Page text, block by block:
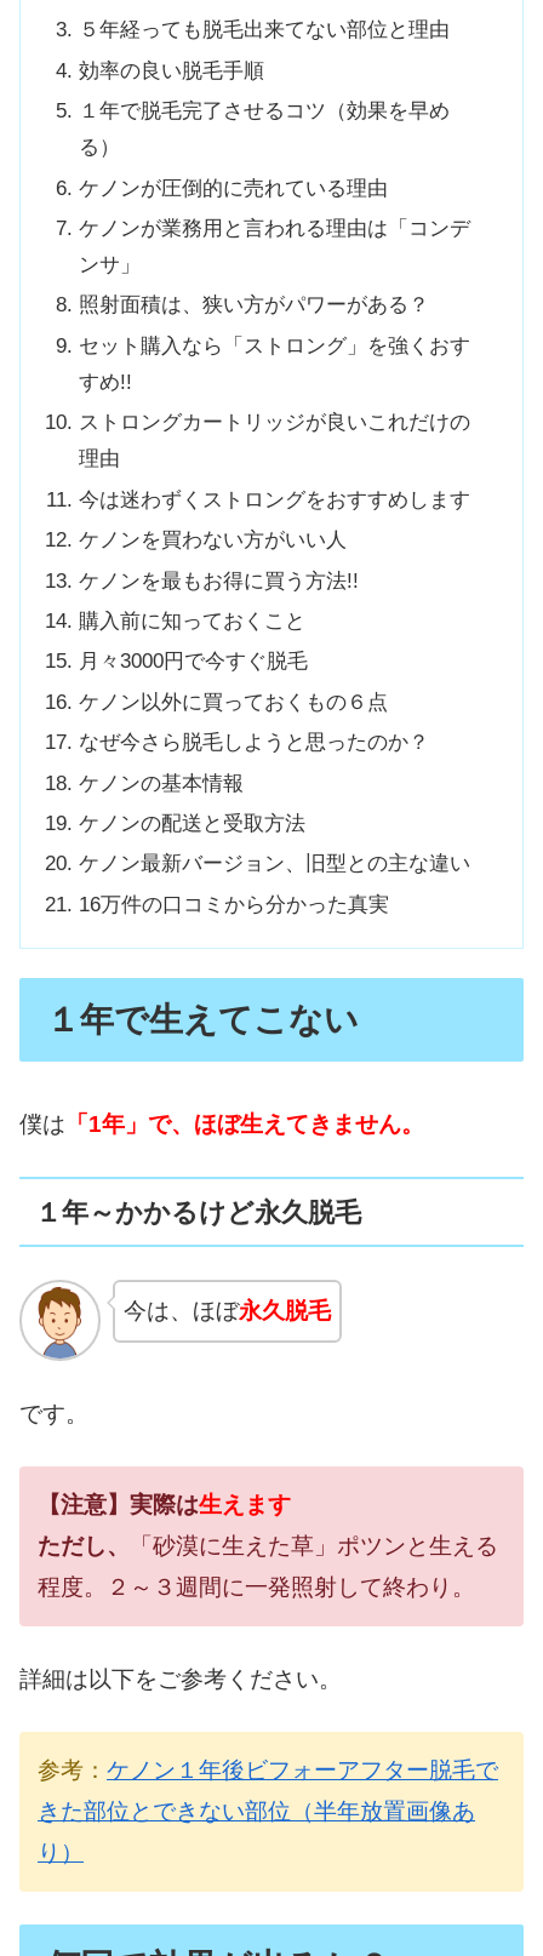
５年経っても脱毛出来てない部位と理由
効率の良い脱毛手順
１年で脱毛完了させるコツ（効果を早め
る）
ケノンが圧倒的に売れている理由
ケノンが業務用と言われる理由は「コンデ
ンサ」
照射面積は、狭い方がパワーがある？
セット購入なら「ストロング」を強くおす
すめ!!
ストロングカートリッジが良いこれだけの
理由
今は迷わずくストロングをおすすめします
ケノンを買わない方がいい人
ケノンを最もお得に買う方法!!
購入前に知っておくこと
月々3000円で今すぐ脱毛
ケノン以外に買っておくもの６点
なぜ今さら脱毛しようと思ったのか？
ケノンの基本情報
ケノンの配送と受取方法
ケノン最新バージョン、旧型との主な違い
16万件の口コミから分かった真実
１年で生えてこない
僕は 「1年」で、ほぼ生えてきません。
１年～かかるけど永久脱毛
今は、ほぼ永久脱毛
です。
【注意】実際は生えます
ただし、
「砂漠に生えた草」ポツンと生える
程度。２～３週間に一発照射して終わり。
詳細は以下をご参考ください。
参考： ケノン１年後ビフォーアフター脱毛で
きた部位とできない部位（半年放置画像あ
り）